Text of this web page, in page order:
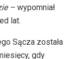
– wypomniał
lat.
Sącza została
gdy